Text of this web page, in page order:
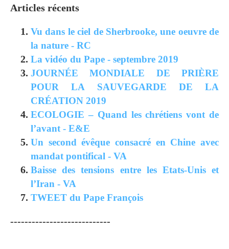
Articles récents
Vu dans le ciel de Sherbrooke, une oeuvre de
la nature - RC
La vidéo du Pape - septembre 2019
JOURNÉE MONDIALE DE PRIÈRE
POUR LA SAUVEGARDE DE LA
CRÉATION 2019
ECOLOGIE – Quand les chrétiens vont de
l’avant - E&E
Un second évêque consacré en Chine avec
mandat pontifical - VA
Baisse des tensions entre les Etats-Unis et
l’Iran - VA
TWEET du Pape François
----------------------------